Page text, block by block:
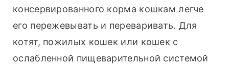
консервированного корма кошкам легче
его пережевывать и переваривать. Для
котят, пожилых кошек или кошек с
ослабленной пищеварительной системой